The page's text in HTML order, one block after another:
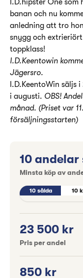
I.D.hipster One
banan och nu
anledning att tro
snygg och
toppklass!
I.D.Keentowin
Jägersro.
I.D.KeentoWin säljs
i augusti. OBS!
månad. (Priset var
försäljningsstarten)
10 andelar
Minsta köp av
10 sålda 10
10 sålda 10
23 500 kr
Pris per andel
850 kr